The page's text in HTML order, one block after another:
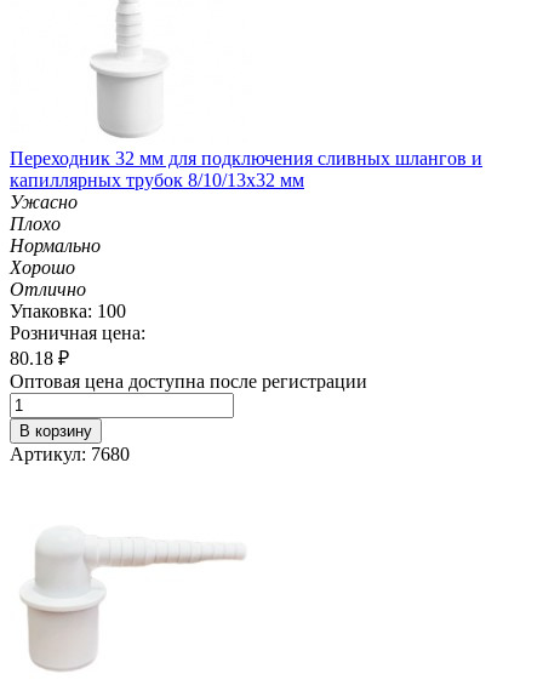
Переходник 32 мм для подключения сливных шлангов и
капиллярных трубок 8/10/13х32 мм
Ужасно
Плохо
Нормально
Хорошо
Отлично
Упаковка: 100
Розничная цена:
80.18 ₽
Оптовая цена доступна после регистрации
В корзину
Артикул: 7680